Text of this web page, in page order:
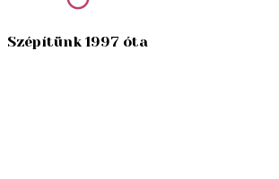
Szépítünk 1997 óta